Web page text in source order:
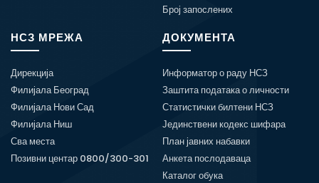
Број запослених
НСЗ МРЕЖА
Дирекција
Филијала Београд
Филијала Нови Сад
Филијала Ниш
Сва места
Позивни центар 0800/300-301
ДОКУМЕНТА
Информатор о раду НСЗ
Заштита података о личности
Статистички билтени НСЗ
Јединствени кодекс шифара
План јавних набавки
Анкета послодаваца
Каталог обука